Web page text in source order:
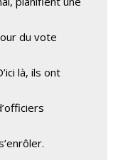
du vote
là, ils ont